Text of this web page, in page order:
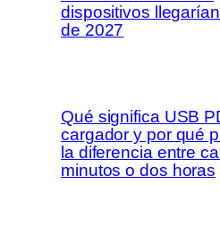
dispositivos
de 2027
Qué significa USB
cargador y por qué
la diferencia entre
minutos o dos horas